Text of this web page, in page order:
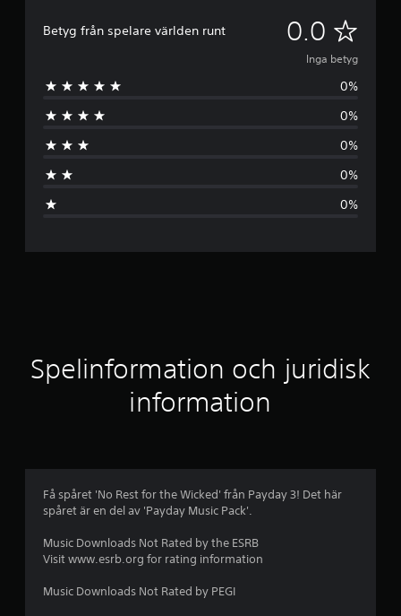
Betyg från spelare världen runt 0.0
n
g
y
Inga betyg
0%
0%
0%
0%
0%
Spelinformation och juridisk
information
Få spåret 'No Rest for the Wicked' från Payday 3! Det här
spåret är en del av 'Payday Music Pack'.
Music Downloads Not Rated by the ESRB
Visit www.esrb.org for rating information
Music Downloads Not Rated by PEGI